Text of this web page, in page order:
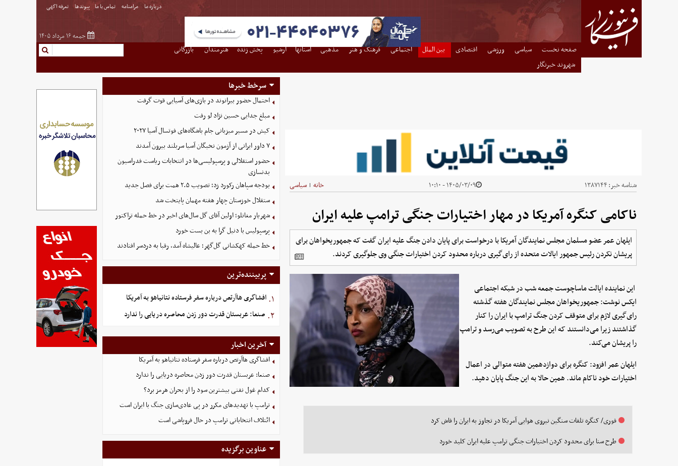
درباره ما مرامنامه تماس با ما پیوندها تعرفه اگهی
جمعه ۱۶ مرداد ۱۴۰۵
صفحه نخست سیاسی ورزشی اقتصادی بین الملل اجتماعی فرهنگ و هنر مذهبی استانها آرشیو پخش زنده هنرمندان
بازرگانی
شهروند خبرنگار
شناسه خبر:۱۳۸۷۱۴۴ ۱۴۰۵/۰۳/۰۹ - ۱۰:۱۰ خانه | سیاسی
ناکامی کنگره آمریکا در مهار اختیارات جنگی ترامپ علیه ایران
ایلهان عمر عضو مسلمان مجلس نمایندگان آمریکا با درخواست برای پایان دادن جنگ علیه ایران گفت که جمهوریخواهان برای
پریشان نکردن رئیس جمهور ایالات متحده از رای‌گیری درباره محدود کردن اختیارات جنگی وی جلوگیری کردند.
این نماینده ایالت ماساچوست جمعه شب در شبکه اجتماعی
ایکس نوشت: جمهوریخواهان مجلس نمایندگان هفته گذشته
رای‌گیری لازم برای متوقف کردن جنگ ترامپ با ایران را کنار
گذاشتند زیرا می‌دانستند که این طرح به تصویب می‌رسد و ترامپ
را پریشان می‌کند.
ایلهان عمر افزود: کنگره برای دوازدهمین هفته متوالی در اعمال
اختیارات خود ناکام ماند. همین حالا به این جنگ پایان دهید.
فوری/ کنگره تلفات سنگین نیروی هوایی آمریکا در تجاوز به ایران را فاش کرد
طرح سنا برای محدود کردن اختیارات جنگی ترامپ علیه ایران کلید خورد
سرخط خبرها
احتمال حضور بیرانوند در بازی‌های آسیایی قوت گرفت
مبلغ جدایی حسین نژاد لو رفت
کیش در مسیر میزبانی جام باشگاه‌های فوتسال آسیا ۲۰۲۷
۷ داور ایرانی از آزمون نخبگان آسیا سربلند بیرون آمدند
حضور استقلالی و پرسپولیسی‌ها در انتخابات ریاست فدراسیون
بدنسازی
بودجه سپاهان رکورد زد؛ تصویب ۲.۵ همت برای فصل جدید
ستقلال خوزستان چهار هفته مهمان پایتخت شد
شهریار مغانلو؛ اولین آقای گل سال‌های اخیر در خط حمله تراکتور
پرسپولیس با دنیل گرا به بن بست خورد
خط حمله کهکشانی گل‌گهر؛ عالیشاه آمد، رقبا به دردسر افتادند
پربیننده‌ترین
۱. افشاگری هاآرتص درباره سفر فرستاده نتانیاهو به آمریکا
۲. صنعا: عربستان قدرت دور زدن محاصره دریایی را ندارد
آخرین اخبار
افشاگری هاآرتص درباره سفر فرستاده نتانیاهو به آمریکا
صنعا: عربستان قدرت دور زدن محاصره دریایی را ندارد
کدام غول نفتی بیشترین سود را از بحران هرمز برد؟
ترامپ با تهدیدهای مکرر در پی عادی‌سازی جنگ با ایران است
ائتلاف انتخاباتی ترامپ در حال فروپاشی است
عناوین برگزیده